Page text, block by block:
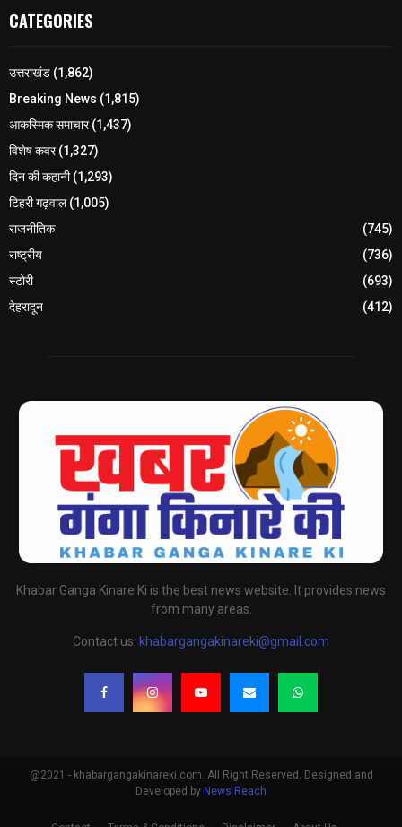
CATEGORIES
उत्तराखंड (1,862)
Breaking News (1,815)
आकस्मिक समाचार(1,437)
विशेष कवर(1,327)
दिन की कहानी(1,293)
टिहरी गढ़वाल(1,005)
राजनीतिक
(745)
राष्ट्रीय
(736)
स्टोरी
(693)
देहरादून
(412)
Khabar Ganga Kinare Ki is the best news website. It provides news
from many areas.
Contact us: khabargangakinareki@gmail.com
@2021 - khabargangakinareki.com. All Right Reserved. Designed and
Developed by News Reach